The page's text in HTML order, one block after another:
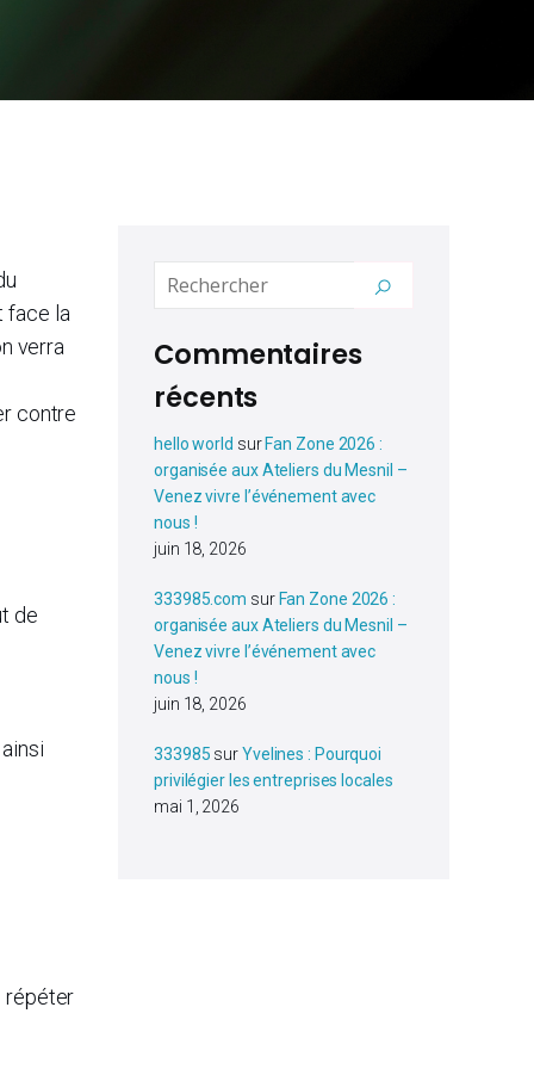
face la
verra
contre
de
répéter
Commentaires
récents
hello world sur Fan Zone 2026 :
organisée aux Ateliers du Mesnil –
Venez vivre l’événement avec
nous !
juin 18, 2026
333985.com sur Fan Zone 2026 :
organisée aux Ateliers du Mesnil –
Venez vivre l’événement avec
nous !
juin 18, 2026
333985 surYvelines : Pourquoi
privilégier les entreprises locales
mai 1, 2026